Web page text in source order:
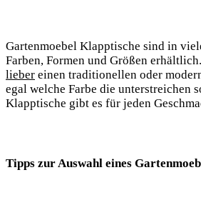
Gartenmoebel Klapptische sind in
Farben, Formen und Größen
lieber einen traditionellen oder
egal welche Farbe die unterstreichen
Klapptische gibt es für jeden
Tipps zur Auswahl eines